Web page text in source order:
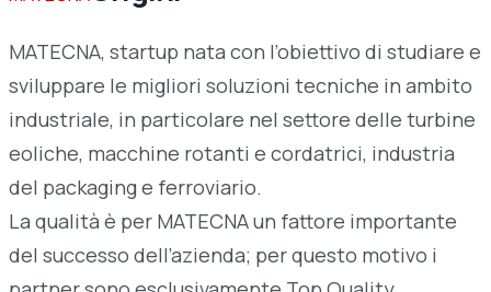
MATECNA, startup nata con l’obiettivo di studiare e
sviluppare le migliori soluzioni tecniche in ambito
industriale, in particolare nel settore delle turbine
eoliche, macchine rotanti e cordatrici, industria
del packaging e ferroviario.
La qualità è per MATECNA un fattore importante
del successo dell’azienda; per questo motivo i